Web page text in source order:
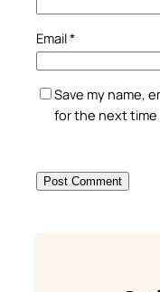
Email*
Save my name,
for the next time